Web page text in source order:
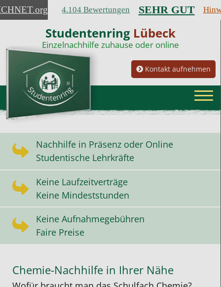
.org 4.104 Bewertungen SEHR GUT
Studentenring Lübeck
Einzelnachhilfe zuhause oder online
Kontakt aufnehmen
Nachhilfe in Präsenz oder Online
Studentische Lehrkräfte
Keine Laufzeitverträge
Keine Mindeststunden
Keine Aufnahmegebühren
Faire Preise
Chemie-Nachhilfe in Ihrer Nähe